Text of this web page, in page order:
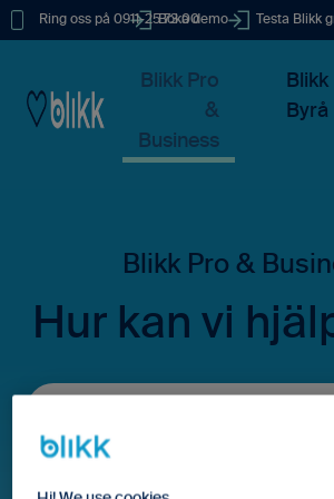
Ring oss på 0911-25 73 00
Boka demo Testa Blikk
Blikk Pro
&
Business
Blikk
Byrå
Hur kan vi
Det finns inga förslag eftersom